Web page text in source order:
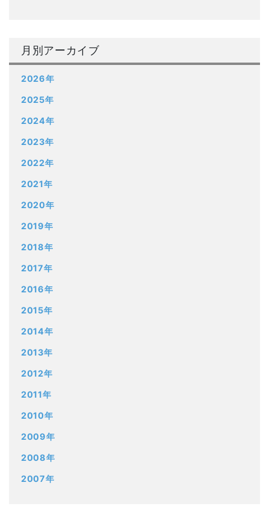
月別アーカイブ
2026年
2025年
2024年
2023年
2022年
2021年
2020年
2019年
2018年
2017年
2016年
2015年
2014年
2013年
2012年
2011年
2010年
2009年
2008年
2007年